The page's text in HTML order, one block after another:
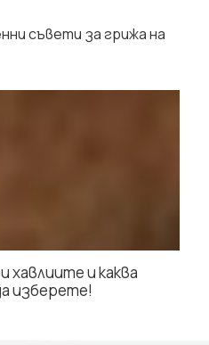
съвети за грижа на
хавлиите и каква
изберете!